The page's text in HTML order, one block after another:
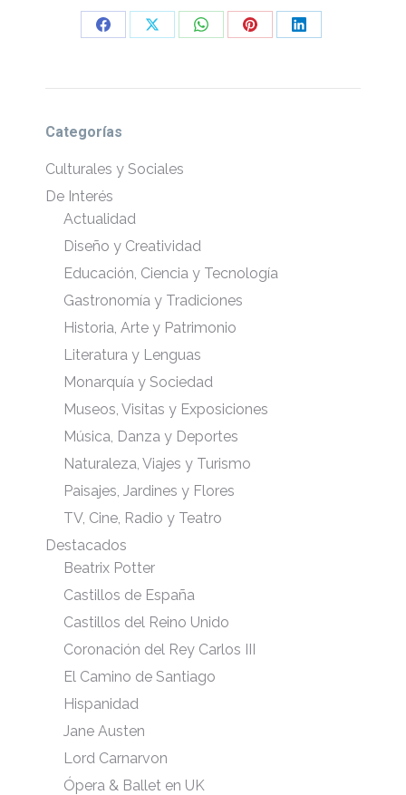
Share
Facebook
Share
X
Share
WhatsApp
Share
Pinterest
Share
LinkedIn
Categorías
Culturales y Sociales
De Interés
Actualidad
Diseño y Creatividad
Educación, Ciencia y Tecnología
Gastronomía y Tradiciones
Historia, Arte y Patrimonio
Literatura y Lenguas
Monarquía y Sociedad
Museos, Visitas y Exposiciones
Música, Danza y Deportes
Naturaleza, Viajes y Turismo
Paisajes, Jardines y Flores
TV, Cine, Radio y Teatro
Destacados
Beatrix Potter
Castillos de España
Castillos del Reino Unido
Coronación del Rey Carlos III
El Camino de Santiago
Hispanidad
Jane Austen
Lord Carnarvon
Ópera & Ballet en UK